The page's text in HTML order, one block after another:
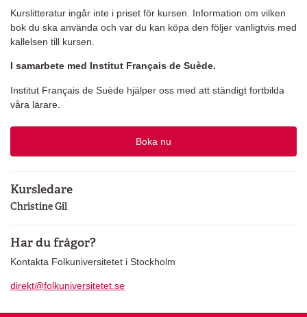
Kurslitteratur ingår inte i priset för kursen. Information om vilken
bok du ska använda och var du kan köpa den följer vanligtvis med
kallelsen till kursen.
I samarbete med Institut Français de Suède.
Institut Français de Suède hjälper oss med att ständigt fortbilda
våra lärare.
Boka nu
Kursledare
Christine Gil
Har du frågor?
Kontakta Folkuniversitetet i Stockholm
direkt@folkuniversitetet.se